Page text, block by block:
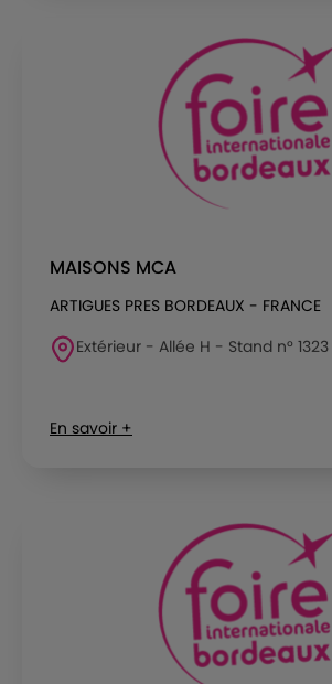
MAISONS MCA
ARTIGUES PRES BORDEAUX - FRANCE
Extérieur - Allée H - Stand n° 1323
En savoir +